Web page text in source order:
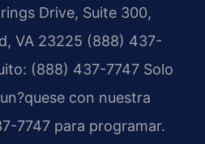
Drive, Suite 300,
VA 23225 (888) 437-
(888) 437-7747 Solo
con nuestra
7747 para programar.